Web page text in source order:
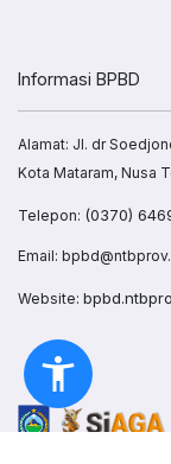
Informasi BPBD
Alamat: Jl. dr
Kota Mataram, Nusa
Telepon: (0370)
Email:
Website: